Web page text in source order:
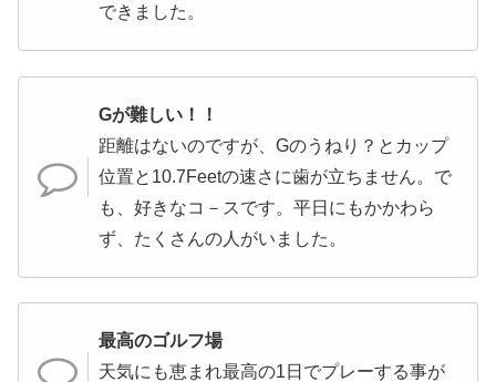
できました。
Gが難しい！！
距離はないのですが、Gのうねり？とカップ
位置と10.7Feetの速さに歯が立ちません。で
も、好きなコ－スです。平日にもかかわら
ず、たくさんの人がいました。
最高のゴルフ場
天気にも恵まれ最高の1日でプレーする事が